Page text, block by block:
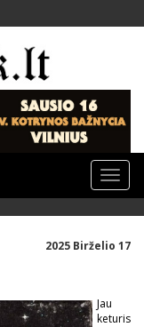
Toggle
2025 Birželio 17
Jau
keturis